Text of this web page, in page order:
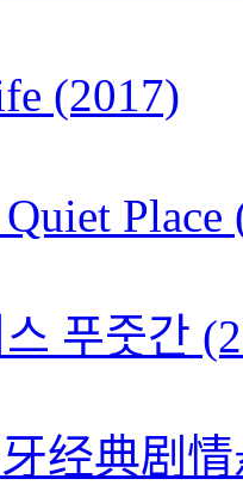
(2017)
Place
푸줏간
经典剧